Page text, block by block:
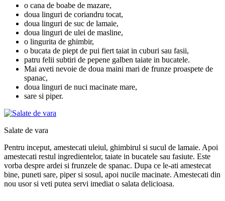
o cana de boabe de mazare,
doua linguri de coriandru tocat,
doua linguri de suc de lamaie,
doua linguri de ulei de masline,
o lingurita de ghimbir,
o bucata de piept de pui fiert taiat in cuburi sau fasii,
patru felii subtiri de pepene galben taiate in bucatele.
Mai aveti nevoie de doua maini mari de frunze proaspete de
spanac,
doua linguri de nuci macinate mare,
sare si piper.
Salate de vara
Pentru inceput, amestecati uleiul, ghimbirul si sucul de lamaie. Apoi
amestecati restul ingredientelor, taiate in bucatele sau fasiute. Este
vorba despre ardei si frunzele de spanac. Dupa ce le-ati amestecat
bine, puneti sare, piper si sosul, apoi nucile macinate. Amestecati din
nou usor si veti putea servi imediat o salata delicioasa.